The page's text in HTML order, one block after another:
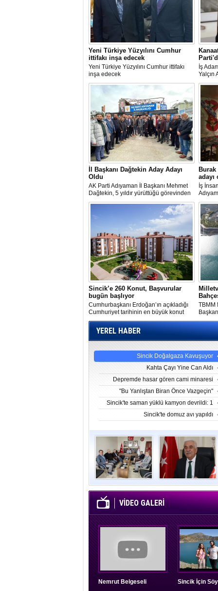
"Bu Yanlıştan Biran Önce Vazgeçin"
Yeni Türkiye Yüzyılını Cumhur
ittifakı inşa edecek
Yeni Türkiye Yüzyılını Cumhur ittifakı
inşa edecek
İş
Yalçın
Adayı
İl Başkanı Dağtekin Aday Adayı
Oldu
AK Parti Adıyaman İl Başkanı Mehmet
Dağtekin, 5 yıldır yürüttüğü görevinden
istifa ederek milletvekili aday adayı
adayı
İş
Sincik’e 260 Konut, Başvurular
bugün başlıyor
Cumhurbaşkanı Erdoğan’ın açıkladığı
Cumhuriyet tarihinin en büyük konut
projesi içerisinde Sincik ilçesi’de var.
Adıyaman’da yapılacak bin 750 konutun
260’ı Sincik’te yapılacağı açıklandı.
TBMM
millet
YEREL HABER
Sincik Doğalgaza Kavuşuyor
Kahta Çayı Yine Can Aldı
Depremde hasar gören cami minaresi
yıkıldı
"Bu Yanlıştan Biran Önce Vazgeçin"
Sincik'te saman yüklü kamyon devrildi: 1
ölü
Sincik'te domuz avı yapıldı
VİDEO GALERİ
Nemrut Belgeseli Sincik İçin